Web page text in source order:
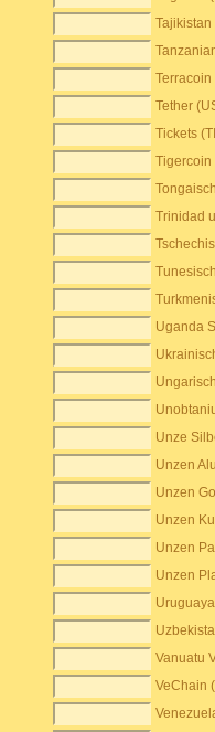
Terracoin
Tether
Tickets
Tigercoin
Trinidad
Uganda
Unze
Unzen
Unzen
Unzen
Unzen
Unzen
Vanuatu
VeChain